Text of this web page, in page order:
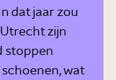
dat jaar zou
zijn
stoppen
wat